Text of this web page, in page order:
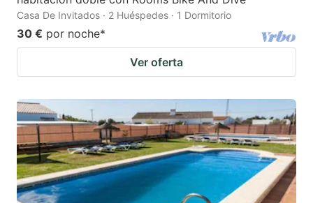
Casa De Invitados · 2 Huéspedes · 1 Dormitorio
30 € por noche*
Ver oferta